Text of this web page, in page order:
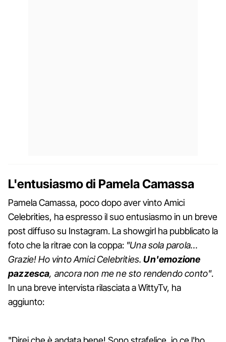
L'entusiasmo di Pamela Camassa
Pamela Camassa, poco dopo aver vinto Amici
Celebrities, ha espresso il suo entusiasmo in un breve
post diffuso su Instagram. La showgirl ha pubblicato la
foto che la ritrae con la coppa: "Una sola parola…
Grazie! Ho vinto Amici Celebrities.Un'emozione
pazzesca, ancora non me ne sto rendendo conto".
In una breve intervista rilasciata a WittyTv, ha
aggiunto: